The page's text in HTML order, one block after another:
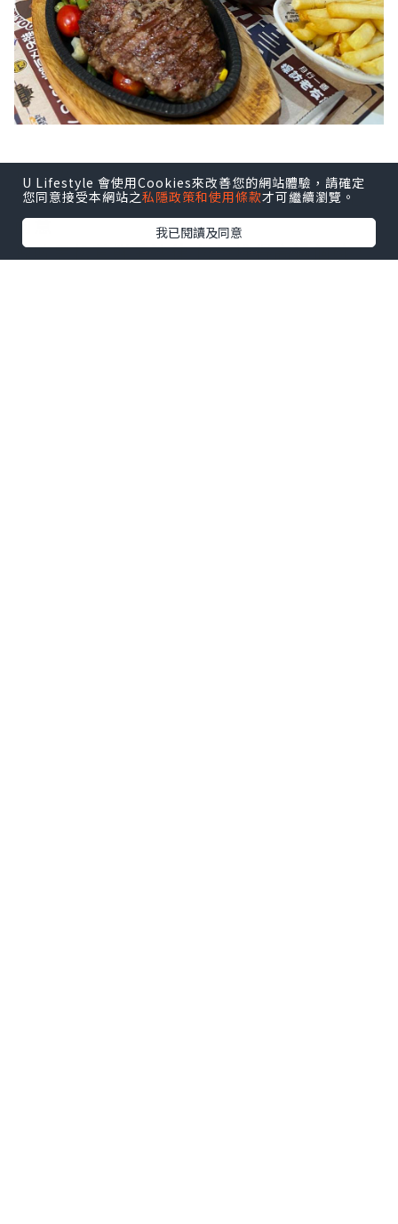
鐵板扒餐 - Mundi 牛柳 $88
頭盤可選湯、沙律、海鮮已經令人好三心
兩意
揀咗黑松茸鮮菌沙律 份量堆得高過個碗！
U Lifestyle 會使用Cookies來改善您的網站體驗，請確定
您同意接受本網站之私隱政策和使用條款才可繼續瀏覽。
我已閱讀及同意